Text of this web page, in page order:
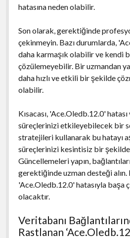
hatasına neden olabilir.
Son olarak, gerektiğinde
çekinmeyin. Bazı durumlarda,
daha karmaşık olabilir ve kendi
çözülemeyebilir. Bir uzmandan
daha hızlı ve etkili bir şekilde
olabilir.
Kısacası, 'Ace.Oledb.12.0'
süreçlerinizi etkileyebilecek bir
stratejileri kullanarak bu hatayı
süreçlerinizi kesintisiz bir
Güncellemeleri yapın,
gerektiğinde uzman desteği alın.
'Ace.Oledb.12.0' hatasıyla başa
olacaktır.
Veritabanı
Rastlanan